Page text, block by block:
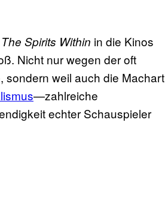
Spirits Within in die Kinos
Nicht nur wegen der oft
sondern weil auch die Machart
—zahlreiche
echter Schauspieler